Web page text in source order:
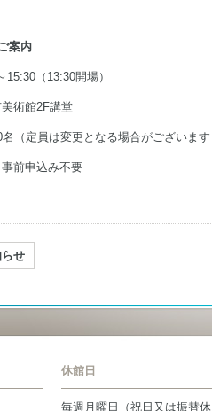
案内
（13:30開場）
術館2F講堂
（定員は変更となる場合がございます
前申込み不要
せ
休館日
毎週月曜日（祝日又は振替